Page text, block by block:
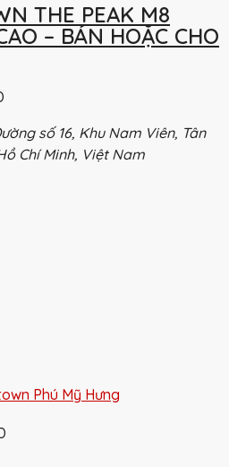
THE PEAK M8
– BÁN HOẶC CHO
số 16, Khu Nam Viên, Tân
Chí Minh, Việt Nam
Phú Mỹ Hưng